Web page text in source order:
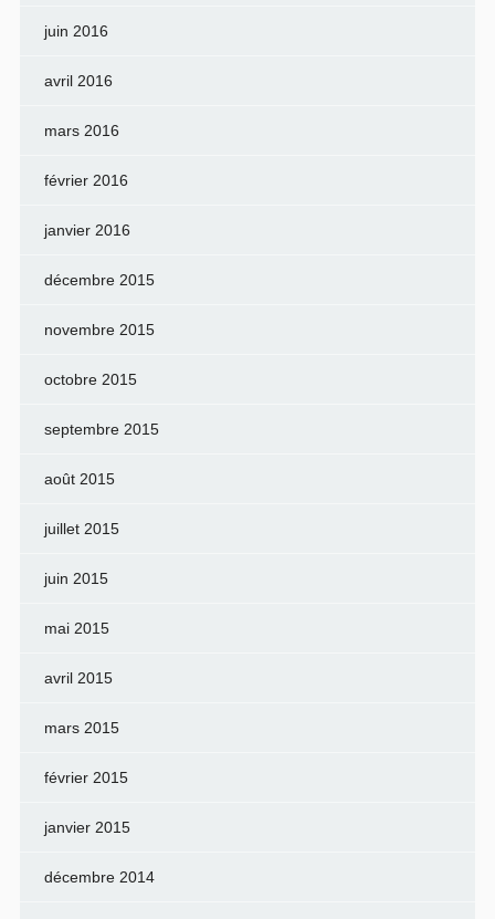
juin 2016
avril 2016
mars 2016
février 2016
janvier 2016
décembre 2015
novembre 2015
octobre 2015
septembre 2015
août 2015
juillet 2015
juin 2015
mai 2015
avril 2015
mars 2015
février 2015
janvier 2015
décembre 2014